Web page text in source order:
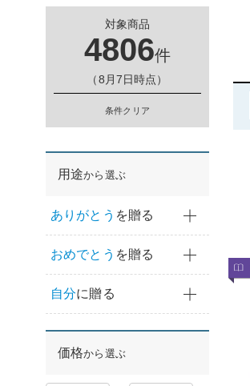
対象商品
4806件
（8月7日時点）
条件クリア
用途から選ぶ
ありがとう を贈る
おめでとう を贈る
自分に贈る
価格から選ぶ